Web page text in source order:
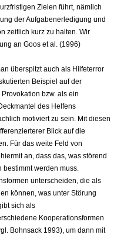
Zielen führt, nämlich
der Aufgabenerledigung und
zeitlich kurz zu halten. Wir
an Goos et al. (1996)
überspitzt auch als Hilfeterror
Beispiel auf der
bzw. als ein
des Helfens
motiviert zu sein. Mit diesen
Blick auf die
Für das weite Feld von
an, dass das, was störend
bestimmt werden muss.
unterscheiden, die als
können, was unter Störung
sich als
Kooperationsformen
Bohnsack 1993), um dann mit